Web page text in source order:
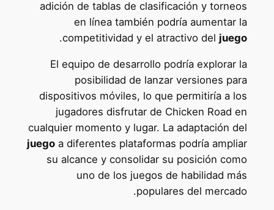
adición de tablas de clasificación y torneos
en línea también podría aumentar la
competitividad y el atractivo del juego
.
El equipo de desarrollo podría explorar la
posibilidad de lanzar versiones para
dispositivos móviles, lo que permitiría a los
jugadores disfrutar de Chicken Road en
cualquier momento y lugar. La adaptación del
juego a diferentes plataformas podría ampliar
su alcance y consolidar su posición como
uno de los juegos de habilidad más
populares del mercado.